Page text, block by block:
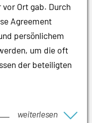
Ort gab. Durch
Agreement
persönlichem
um die oft
der beteiligten
weiterlesen